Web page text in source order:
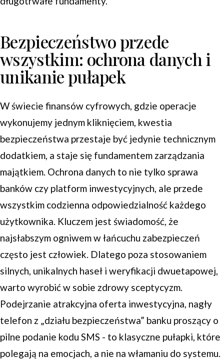
Bezpieczeństwo przede
wszystkim: ochrona danych i
unikanie pułapek
W świecie finansów cyfrowych, gdzie operacje
wykonujemy jednym kliknięciem, kwestia
bezpieczeństwa przestaje być jedynie technicznym
dodatkiem, a staje się fundamentem zarządzania
majątkiem. Ochrona danych to nie tylko sprawa
banków czy platform inwestycyjnych, ale przede
wszystkim codzienna odpowiedzialność każdego
użytkownika. Kluczem jest świadomość, że
najsłabszym ogniwem w łańcuchu zabezpieczeń
często jest człowiek. Dlatego poza stosowaniem
silnych, unikalnych haseł i weryfikacji dwuetapowej,
warto wyrobić w sobie zdrowy sceptycyzm.
Podejrzanie atrakcyjna oferta inwestycyjna, nagły
telefon z „działu bezpieczeństwa” banku proszący o
pilne podanie kodu SMS - to klasyczne pułapki, które
polegają na emocjach, a nie na włamaniu do systemu.